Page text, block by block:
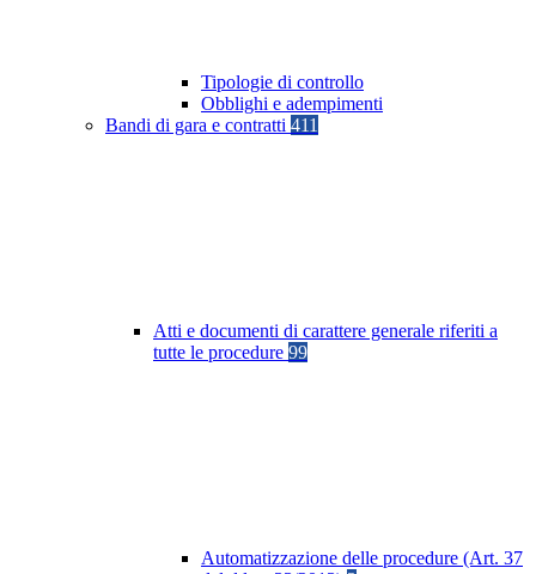
Tipologie di controllo
Obblighi e adempimenti
Bandi di gara e contratti 411
Atti e documenti di carattere generale riferiti a
tutte le procedure 99
Automatizzazione delle procedure (Art. 37